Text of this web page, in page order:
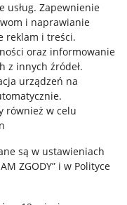
usług. Zapewnienie
i naprawianie
reklam i treści.
oraz informowanie
z innych źródeł.
urządzeń na
.
również w celu
są w ustawieniach
ZGODY” i w Polityce